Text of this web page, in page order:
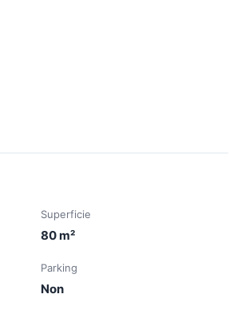
Superficie
80m²
Parking
Non